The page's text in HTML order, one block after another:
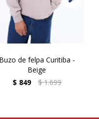
Buzo de felpa Curitiba -
Beige
$ 849 $ 1.699